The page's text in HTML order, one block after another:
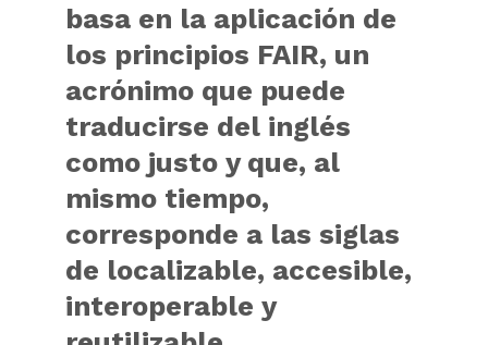
basa en la aplicación de
los principios FAIR, un
acrónimo que puede
traducirse del inglés
como justo y que, al
mismo tiempo,
corresponde a las siglas
de localizable, accesible,
interoperable y